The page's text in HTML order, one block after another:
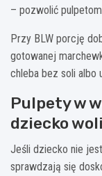
– pozwolić
Przy BLW porcję
gotowanej
chleba bez soli albo
Pulpety w
dziecko
Jeśli dziecko nie
sprawdzają się